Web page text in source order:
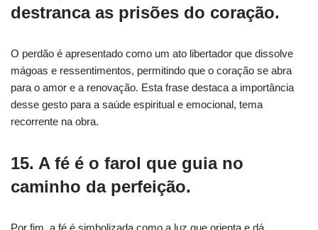
destranca as prisões do coração.
O perdão é apresentado como um ato libertador que dissolve
mágoas e ressentimentos, permitindo que o coração se abra
para o amor e a renovação. Esta frase destaca a importância
desse gesto para a saúde espiritual e emocional, tema
recorrente na obra.
15. A fé é o farol que guia no
caminho da perfeição.